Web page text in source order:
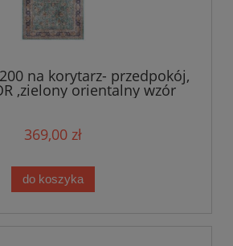
na korytarz- przedpokój,
,zielony orientalny wzór
płasko tkany
369,00 zł
do koszyka